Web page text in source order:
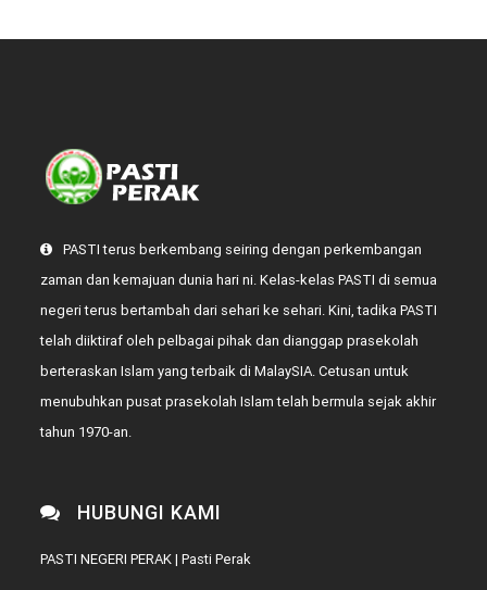
PASTI terus berkembang seiring dengan perkembangan
zaman dan kemajuan dunia hari ni. Kelas-kelas PASTI di semua
negeri terus bertambah dari sehari ke sehari. Kini, tadika PASTI
telah diiktiraf oleh pelbagai pihak dan dianggap prasekolah
berteraskan Islam yang terbaik di MalaySIA. Cetusan untuk
menubuhkan pusat prasekolah Islam telah bermula sejak akhir
tahun 1970-an.
HUBUNGI KAMI
PASTI NEGERI PERAK | Pasti Perak